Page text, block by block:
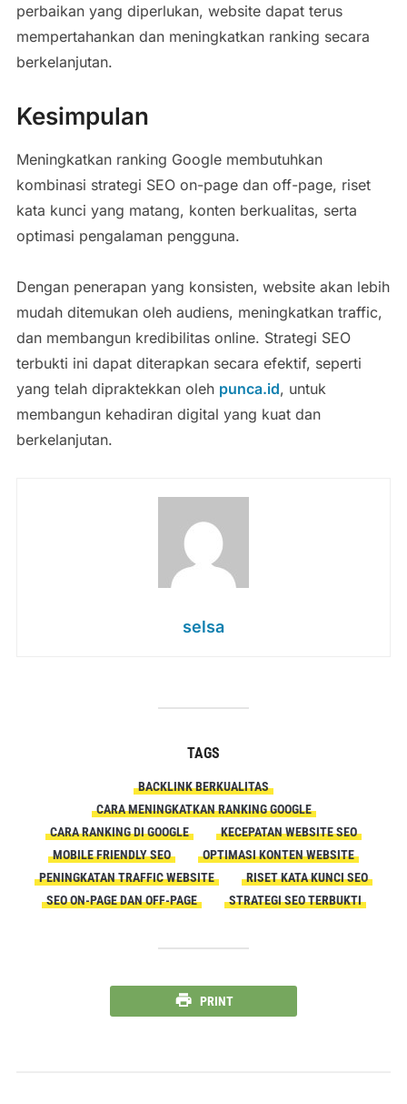
perbaikan yang diperlukan, website dapat terus
mempertahankan dan meningkatkan ranking secara
berkelanjutan.
Kesimpulan
Meningkatkan ranking Google membutuhkan
kombinasi strategi SEO on-page dan off-page, riset
kata kunci yang matang, konten berkualitas, serta
optimasi pengalaman pengguna.
Dengan penerapan yang konsisten, website akan lebih
mudah ditemukan oleh audiens, meningkatkan traffic,
dan membangun kredibilitas online. Strategi SEO
terbukti ini dapat diterapkan secara efektif, seperti
yang telah dipraktekkan oleh punca.id, untuk
membangun kehadiran digital yang kuat dan
berkelanjutan.
selsa
TAGS
BACKLINK BERKUALITAS
CARA MENINGKATKAN RANKING GOOGLE
CARA RANKING DI GOOGLE
KECEPATAN WEBSITE SEO
MOBILE FRIENDLY SEO
OPTIMASI KONTEN WEBSITE
PENINGKATAN TRAFFIC WEBSITE
RISET KATA KUNCI SEO
SEO ON-PAGE DAN OFF-PAGE
STRATEGI SEO TERBUKTI
PRINT